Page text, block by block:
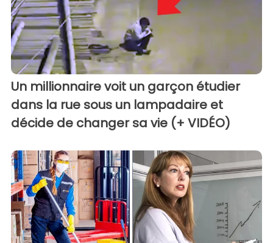
Un millionnaire voit un garçon étudier
dans la rue sous un lampadaire et
décide de changer sa vie (+ VIDÉO)